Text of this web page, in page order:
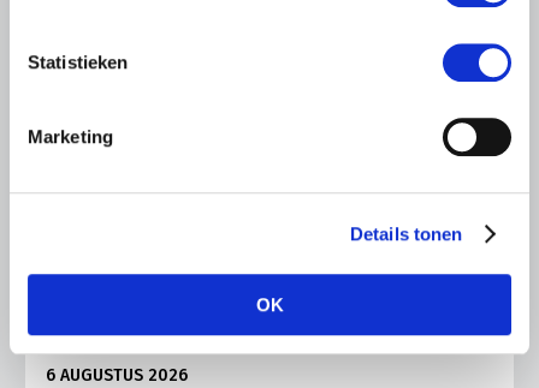
Statistieken
Marketing
Details tonen
OK
ALGEMENE INFORMATIE
6 AUGUSTUS 2026